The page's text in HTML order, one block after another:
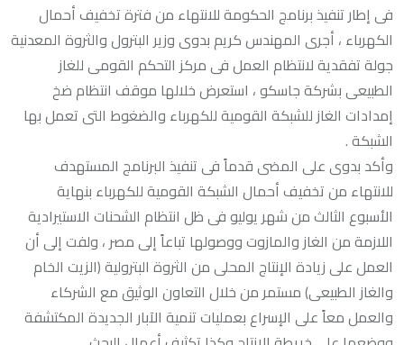
فى إطار تنفيذ برنامج الحكومة للانتهاء من فترة تخفيف أحمال
الكهرباء ، أجرى المهندس كريم بدوى وزير البترول والثروة المعدنية
جولة تفقدية لانتظام العمل فى مركز التحكم القومى للغاز
الطبيعى بشركة جاسكو ، استعرض خلالها موقف انتظام ضخ
إمدادات الغاز للشبكة القومية للكهرباء والضغوط التى تعمل بها
الشبكة .
وأكد بدوى على المضى قدماً فى تنفيذ البرنامج المستهدف
للانتهاء من تخفيف أحمال الشبكة القومية للكهرباء بنهاية
الأسبوع الثالث من شهر يوليو فى ظل انتظام الشحنات الاستيرادية
اللازمة من الغاز والمازوت ووصولها تباعاً إلى مصر ، ولفت إلى أن
العمل على زيادة الإنتاج المحلى من الثروة البترولية (الزيت الخام
والغاز الطبيعى) مستمر من خلال التعاون الوثيق مع الشركاء
والعمل معاً على الإسراع بعمليات تنمية الآبار الجديدة المكتشفة